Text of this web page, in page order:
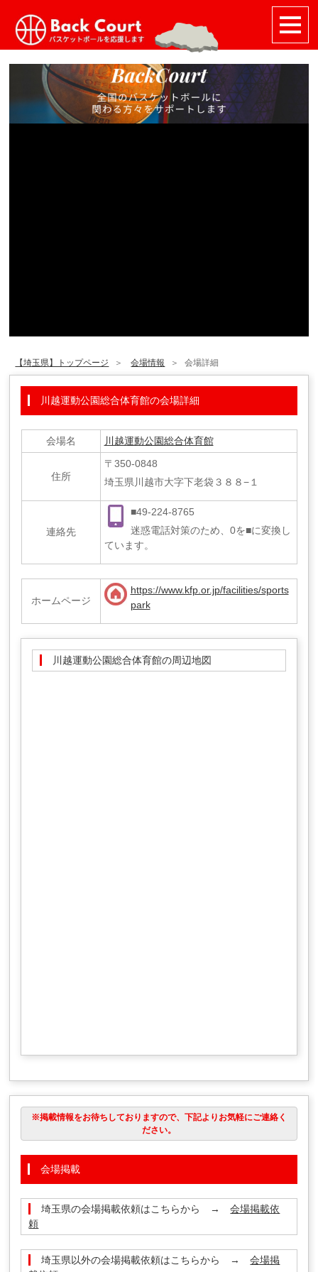
【埼玉県】トップページ 会場情報 会場詳細
川越運動公園総合体育館の会場詳細
会場名 川越運動公園総合体育館
住所
〒350-0848
埼玉県川越市大字下老袋３８８−１
連絡先
■49-224-8765
迷惑電話対策のため、0を■に変換し
ています。
ホームページ
https://www.kfp.or.jp/facilities/sports
park
川越運動公園総合体育館の周辺地図
※掲載情報をお待ちしておりますので、下記よりお気軽にご連絡く
ださい。
会場掲載
埼玉県の会場掲載依頼はこちらから →会場掲載依
頼
埼玉県以外の会場掲載依頼はこちらから →会場掲